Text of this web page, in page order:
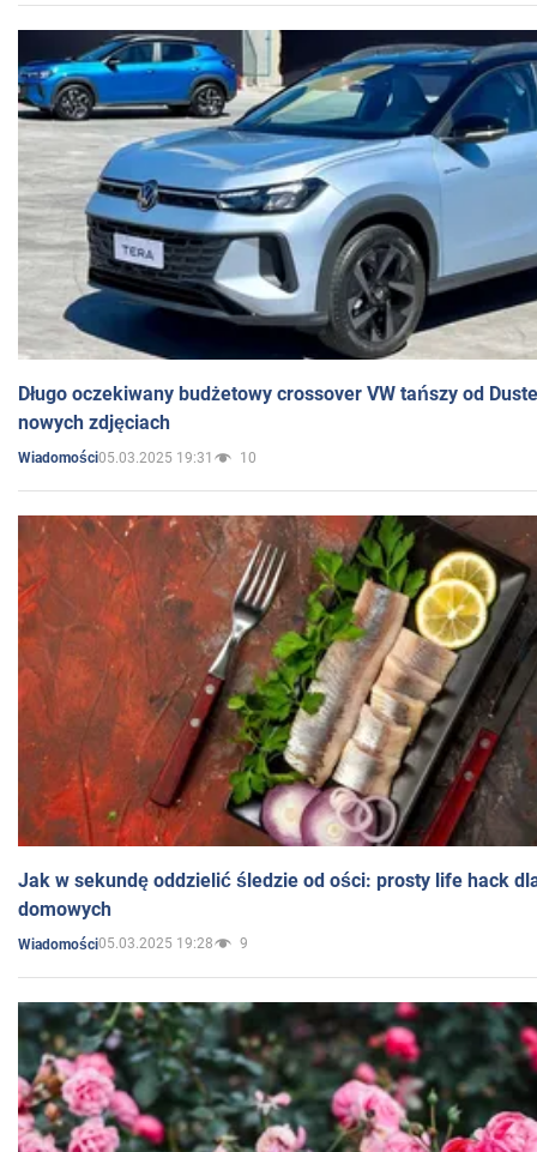
Długo oczekiwany budżetowy crossover VW tańszy od
nowych zdjęciach
Wiadomości05.03.2025 19:31 10
Jak w sekundę oddzielić śledzie od ości: prosty life hack
domowych
Wiadomości05.03.2025 19:28 9